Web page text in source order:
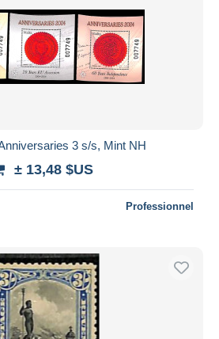
3 s/s, Mint NH
± 13,48 $US
Professionnel